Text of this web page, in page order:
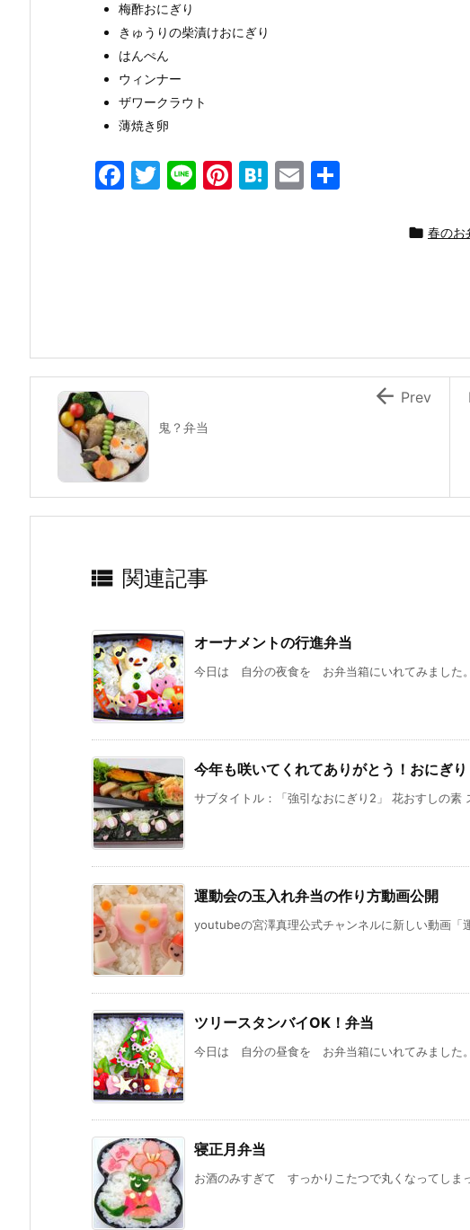
梅酢おにぎり
きゅうりの柴漬けおにぎり
はんぺん
ウィンナー
ザワークラウト
薄焼き卵
F
k
T
Li Pi H
E
 春のお
鬼？弁当
 Prev
 関連記事
オーナメントの行進弁当
今日は 自分の夜食を お弁当箱にいれてみました
今年も咲いてくれてありがとう！おにぎり
サブタイトル：「強引なおにぎり2」 花おすしの素
運動会の玉入れ弁当の作り方動画公開
youtubeの宮澤真理公式チャンネルに新しい動画「
ツリースタンバイOK！弁当
今日は 自分の昼食を お弁当箱にいれてみました
寝正月弁当
お酒のみすぎて すっかりこたつで丸くなってしま